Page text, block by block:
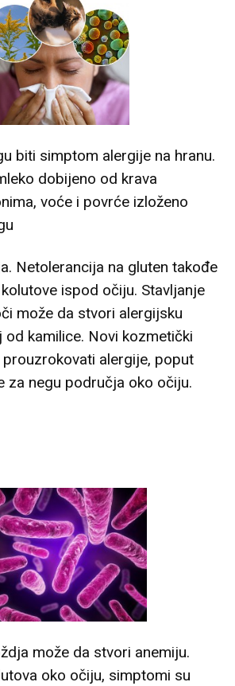
biti simptom alergije na hranu.
dobijeno od krava
voće i povrće izloženo
Netolerancija na gluten takođe
ispod očiju. Stavljanje
može da stvori alergijsku
od kamilice. Novi kozmetički
alergije, poput
za negu područja oko očiju.
može da stvori anemiju.
oko očiju, simptomi su